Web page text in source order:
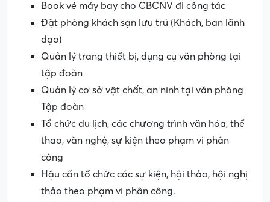
Book vé máy bay cho CBCNV đi công tác
Đặt phòng khách sạn lưu trú (Khách, ban lãnh
đạo)
Quản lý trang thiết bị, dụng cụ văn phòng tại
tập đoàn
Quản lý cơ sở vật chất, an ninh tại văn phòng
Tập đoàn
Tổ chức du lịch, các chương trình văn hóa, thể
thao, văn nghệ, sự kiện theo phạm vi phân
công
Hậu cần tổ chức các sự kiện, hội thảo, hội nghị
thảo theo phạm vi phân công.